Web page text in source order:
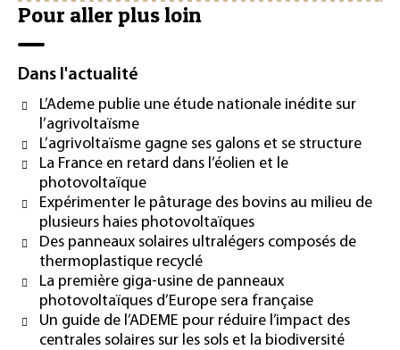
Pour aller plus loin
Dans l'actualité
L’Ademe publie une étude nationale inédite sur
l’agrivoltaïsme
L’agrivoltaïsme gagne ses galons et se structure
La France en retard dans l’éolien et le
photovoltaïque
Expérimenter le pâturage des bovins au milieu de
plusieurs haies photovoltaïques
Des panneaux solaires ultralégers composés de
thermoplastique recyclé
La première giga-usine de panneaux
photovoltaïques d’Europe sera française
Un guide de l’ADEME pour réduire l’impact des
centrales solaires sur les sols et la biodiversité